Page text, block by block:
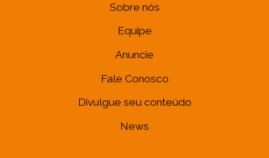
Sobre nós
Equipe
Anuncie
Fale Conosco
Divulgue seu conteúdo
News